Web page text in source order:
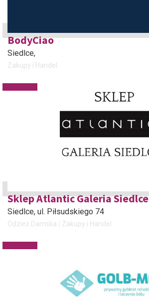
BodyCiao
Siedlce,
Zakupy i Handel
Sklep Atlantic Galeria Siedlce
Siedlce, ul. Piłsudskiego 74
Odzież Damska Zakupy i Handel